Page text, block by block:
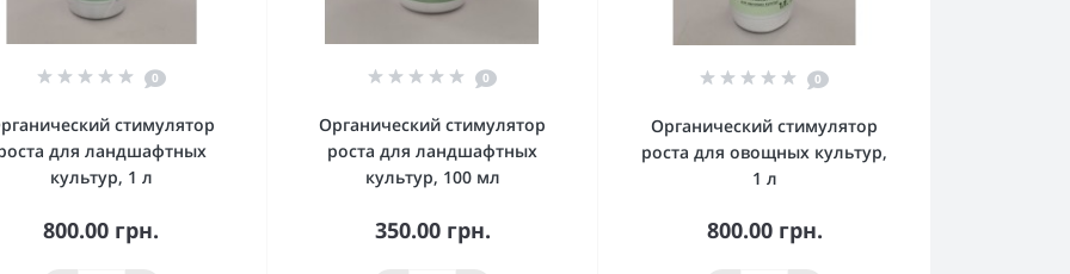
0
стимулятор
для ландшафтных
культур, 1 л
800.00 грн.
0
Органический стимулятор
роста для ландшафтных
культур, 100 мл
350.00 грн.
0
Органический стимулятор
роста для овощных культур,
1 л
800.00 грн.